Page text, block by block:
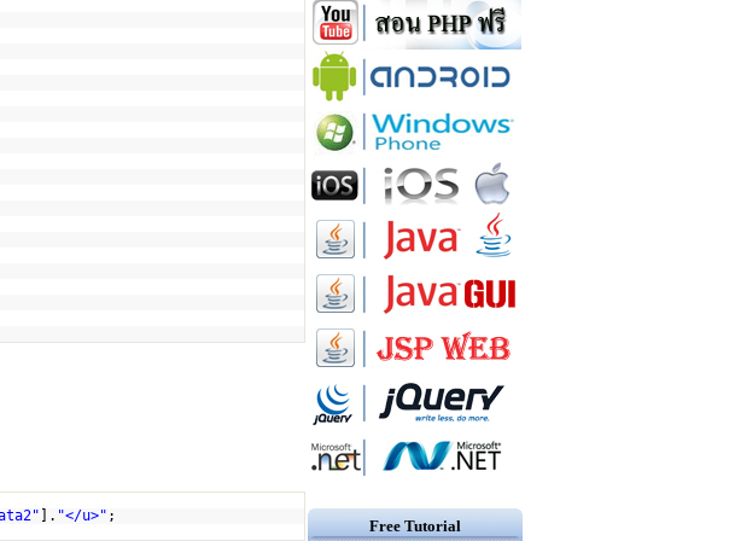
]. "</u>" ;
Free Tutorial